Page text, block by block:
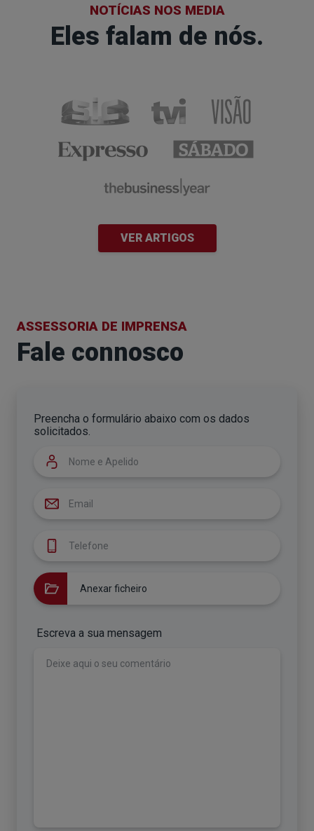
NOTÍCIAS NOS MEDIA
Eles falam de nós.
VER ARTIGOS
ASSESSORIA DE IMPRENSA
Fale connosco
Preencha o formulário abaixo com os dados
solicitados.
Nome
Telefone
Anexar ficheiro
Escreva a sua mensagem